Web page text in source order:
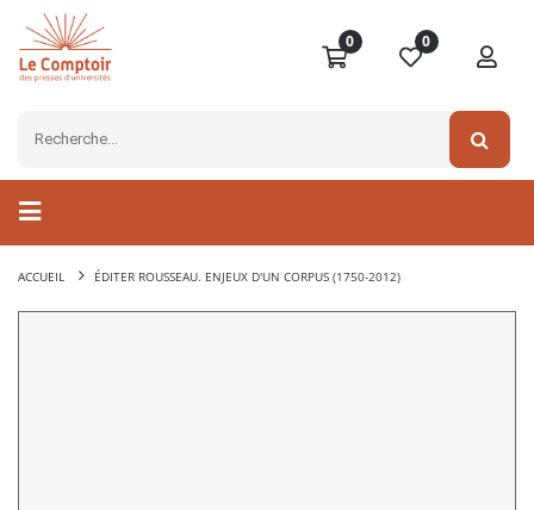
0 0
ACCUEIL ÉDITER ROUSSEAU. ENJEUX D'UN CORPUS (1750-2012)